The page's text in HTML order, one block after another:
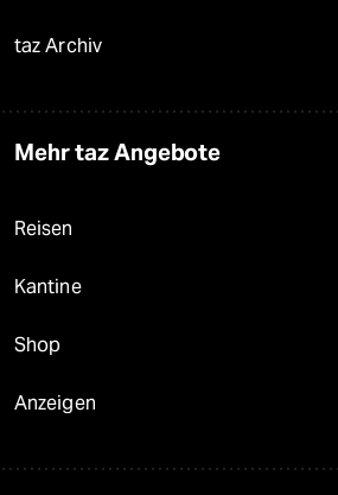
taz Archiv
Mehr taz Angebote
Reisen
Kantine
Shop
Anzeigen